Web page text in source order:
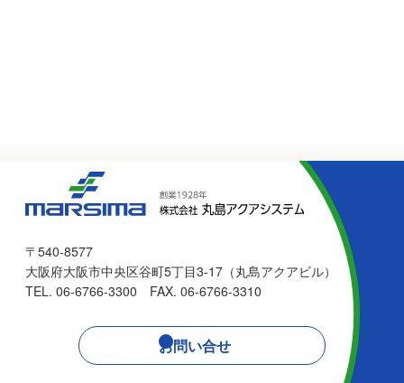
〒540-8577
大阪府大阪市中央区谷町5丁目3-17（丸島アクアビル）
TEL. 06-6766-3300 FAX. 06-6766-3310
お問い合せ